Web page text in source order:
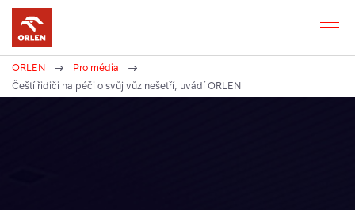
Zde
se
ORLEN
Pro média
Čeští řidiči na péči o svůj vůz nešetří, uvádí ORLEN